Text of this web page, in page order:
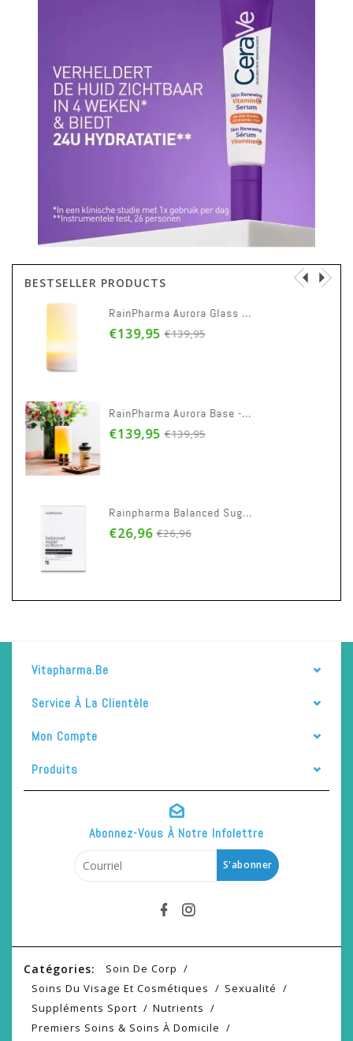
BESTSELLER PRODUCTS
RainPharma Aurora Glass Sleeve - Moonlight
€139,95 €139,95
RainPharma Aurora Base - Diffuser
€139,95 €139,95
Rainpharma Balanced Sugar System 30caps
€26,96 €26,96
Vitapharma.be
Service À La Clientèle
Mon Compte
Produits
Abonnez-Vous À Notre Infolettre
S'abonner
Catégories:
Soin De Corp
Soins Du Visage Et Cosmétiques
Sexualité
Suppléments Sport
Nutrients
Premiers Soins & Soins À Domicile